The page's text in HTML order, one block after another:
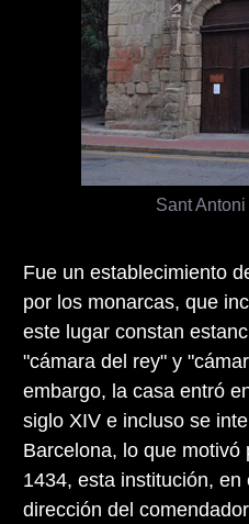
Sant
Fue un establecimiento
por los monarcas, que
este lugar constan
"cámara del rey" y
embargo, la casa entró
siglo XIV e incluso se
Barcelona, lo que motivó
1434, esta institución,
dirección del